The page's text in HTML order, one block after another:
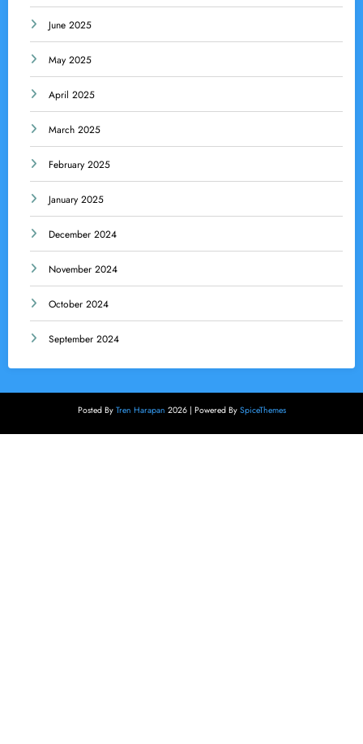
June 2025
May 2025
April 2025
March 2025
February 2025
January 2025
December 2024
November 2024
October 2024
September 2024
Posted By Tren Harapan 2026 | Powered By SpiceThemes